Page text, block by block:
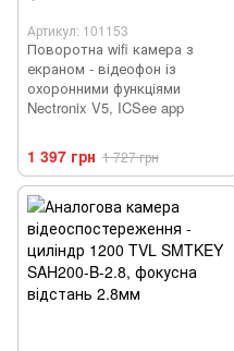
Артикул: 101153
Поворотна wifi камера з
екраном - відеофон із
охоронними функціями
Nectronix V5, ICSee app
1 397 грн 1 727 грн